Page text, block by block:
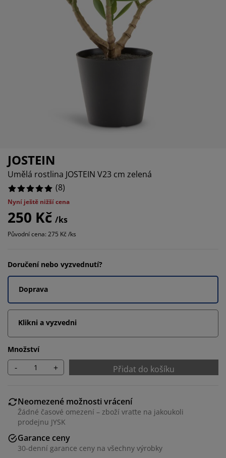
rámy s úložným prostorem
o nábytek/doplňky
JOSTEIN
Umělá rostlina JOSTEIN V23 cm zelená
(8)
Nyní ještě nižší cena
250 Kč /ks
Původní cena: 275 Kč /ks
Doručení nebo vyzvednutí?
Doprava
Klikni a vyzvedni
Množství
- + Přidat do košíku
Neomezené možnosti vrácení
Žádné časové omezení – zboží vraťte na jakoukoli
prodejnu JYSK
Garance ceny
30-denní garance ceny na všechny výrobky